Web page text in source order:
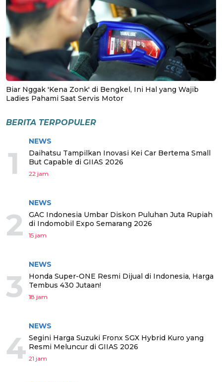
Biar Nggak 'Kena Zonk' di Bengkel, Ini Hal yang Wajib
Ladies Pahami Saat Servis Motor
BERITA TERPOPULER
1
NEWS
Daihatsu Tampilkan Inovasi Kei Car Bertema Small
But Capable di GIIAS 2026
22 jam
2
NEWS
GAC Indonesia Umbar Diskon Puluhan Juta Rupiah
di Indomobil Expo Semarang 2026
15 jam
3
NEWS
Honda Super-ONE Resmi Dijual di Indonesia, Harga
Tembus 430 Jutaan!
18 jam
4
NEWS
Segini Harga Suzuki Fronx SGX Hybrid Kuro yang
Resmi Meluncur di GIIAS 2026
21 jam